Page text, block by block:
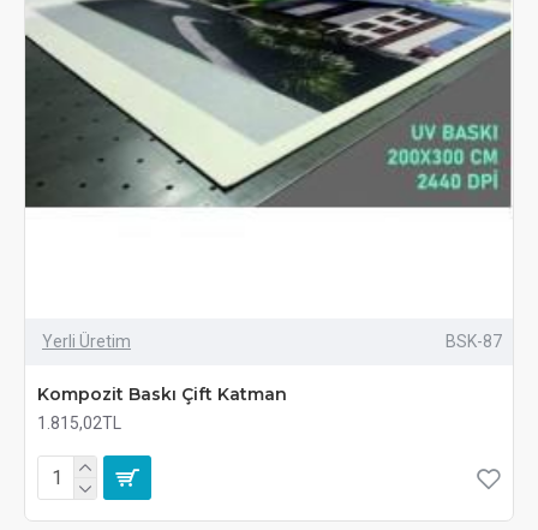
Yerli Üretim BSK-87
Kompozit Baskı Çift Katman
1.815,02TL